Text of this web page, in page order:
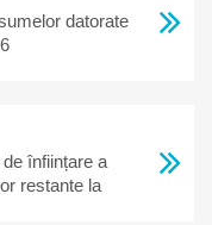
datorate
înființare a
restante la